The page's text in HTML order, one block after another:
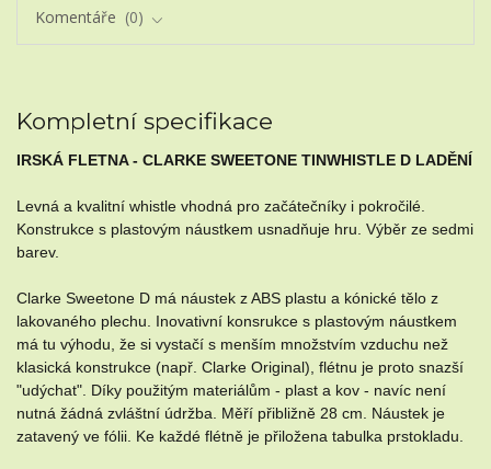
Komentáře
0
Kompletní specifikace
IRSKÁ FLETNA - CLARKE SWEETONE TINWHISTLE D LADĚNÍ
Levná a kvalitní whistle vhodná pro začátečníky i pokročilé.
Konstrukce s plastovým náustkem usnadňuje hru. Výběr ze sedmi
barev.
Clarke Sweetone D má náustek z ABS plastu a kónické tělo z
lakovaného plechu. Inovativní konsrukce s plastovým náustkem
má tu výhodu, že si vystačí s menším množstvím vzduchu než
klasická konstrukce (např. Clarke Original), flétnu je proto snazší
"udýchat". Díky použitým materiálům - plast a kov - navíc není
nutná žádná zvláštní údržba. Měří přibližně 28 cm. Náustek je
zatavený ve fólii. Ke každé flétně je přiložena tabulka prstokladu.